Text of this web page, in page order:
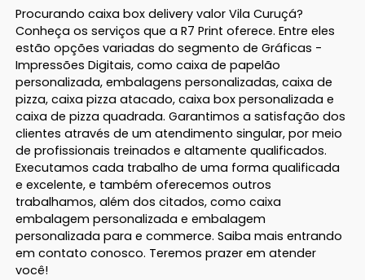
Procurando caixa box delivery valor Vila Curuçá?
Conheça os serviços que a R7 Print oferece. Entre eles
estão opções variadas do segmento de Gráficas -
Impressões Digitais, como caixa de papelão
personalizada, embalagens personalizadas, caixa de
pizza, caixa pizza atacado, caixa box personalizada e
caixa de pizza quadrada. Garantimos a satisfação dos
clientes através de um atendimento singular, por meio
de profissionais treinados e altamente qualificados.
Executamos cada trabalho de uma forma qualificada
e excelente, e também oferecemos outros
trabalhamos, além dos citados, como caixa
embalagem personalizada e embalagem
personalizada para e commerce. Saiba mais entrando
em contato conosco. Teremos prazer em atender
você!